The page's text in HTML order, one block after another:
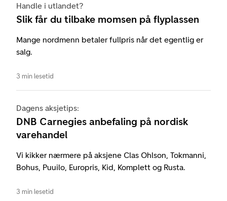
Handle i utlandet?
Slik får du tilbake momsen på flyplassen
Mange nordmenn betaler fullpris når det egentlig er
salg.
3 min lesetid
Dagens aksjetips:
DNB Carnegies anbefaling på nordisk
varehandel
Vi kikker nærmere på aksjene Clas Ohlson, Tokmanni,
Bohus, Puuilo, Europris, Kid, Komplett og Rusta.
3 min lesetid